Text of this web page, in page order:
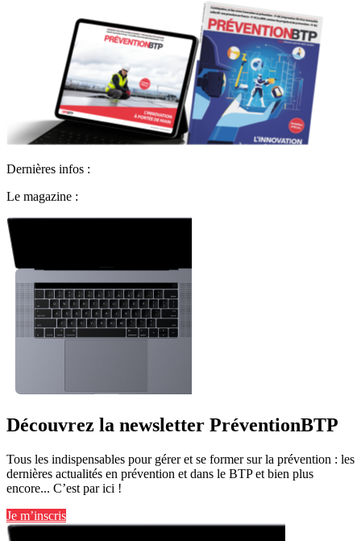
Dernières infos :
Le magazine :
Découvrez la newsletter PréventionBTP
Tous les indispensables pour gérer et se former sur la prévention : les
dernières actualités en prévention et dans le BTP et bien plus
encore... C’est par ici !
Je m’inscris